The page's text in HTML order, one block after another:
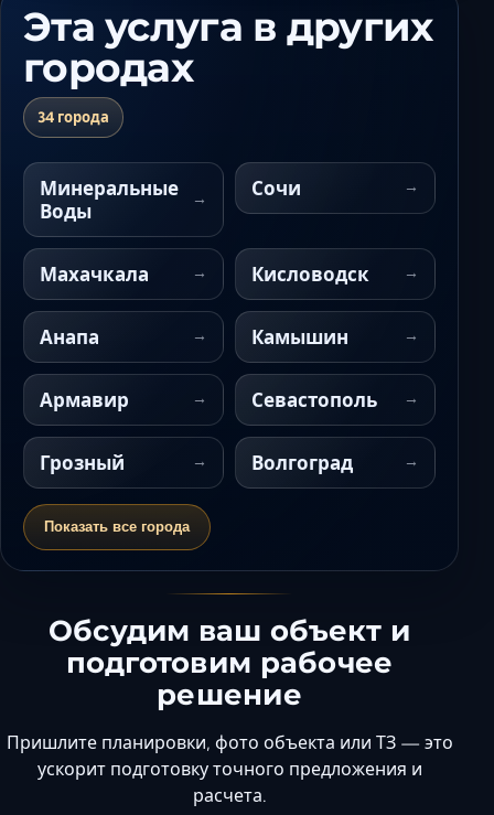
Эта услуга в других
городах
34 города
Минеральные
Воды
Сочи
Махачкала Кисловодск
Анапа Камышин
Армавир Севастополь
Грозный Волгоград
Показать все города
Обсудим ваш объект и
подготовим рабочее
решение
Пришлите планировки, фото объекта или ТЗ — это
ускорит подготовку точного предложения и
расчета.